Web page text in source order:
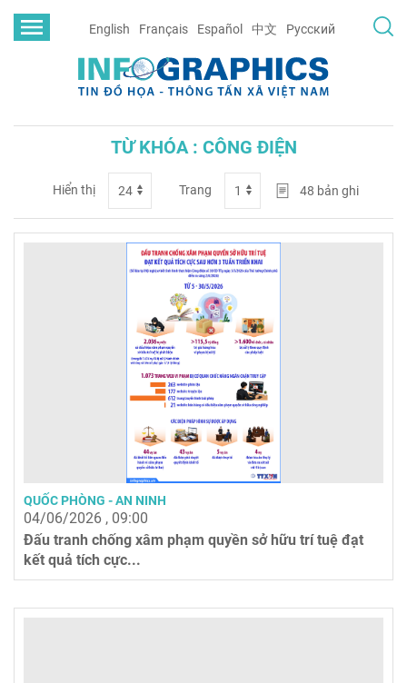
English Français Español 中文 Русский
TỪ KHÓA : CÔNG ĐIỆN
Hiển thị Trang 48 bản ghi
QUỐC PHÒNG - AN NINH
04/06/2026 , 09:00
Đấu tranh chống xâm phạm quyền sở hữu trí tuệ đạt
kết quả tích cực...